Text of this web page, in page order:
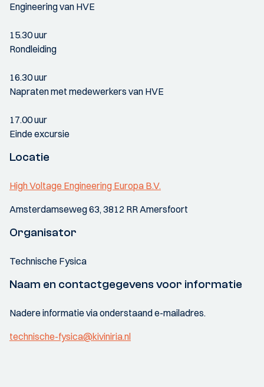
Engineering van HVE
15.30 uur
Rondleiding
16.30 uur
Napraten met medewerkers van HVE
17.00 uur
Einde excursie
Locatie
High Voltage Engineering Europa B.V.
Amsterdamseweg 63, 3812 RR Amersfoort
Organisator
Technische Fysica
Naam en contactgegevens voor informatie
Nadere informatie via onderstaand e-mailadres.
technische-fysica@kiviniria.nl